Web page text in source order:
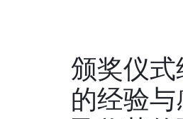
颁奖仪
的经验